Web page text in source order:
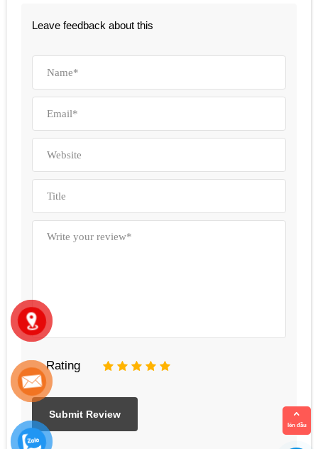
Leave feedback about this
Rating 5
4
3
2
lên đầu